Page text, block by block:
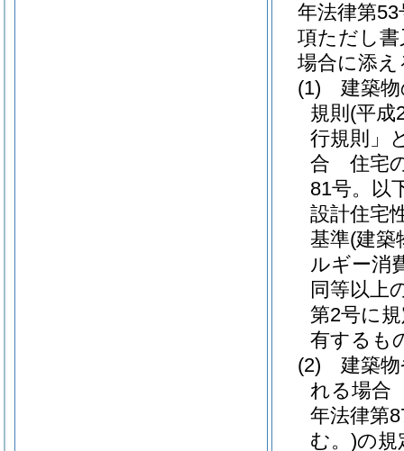
年法律第
項ただし
場合に添
(1)
建築
規則 (平成
行規則」
合 住宅
81号。以
設計住宅
基準(建築
ルギー消
同等以上
第2号に
有するも
(2)
建築
れる場合
年法律第
む。)の規